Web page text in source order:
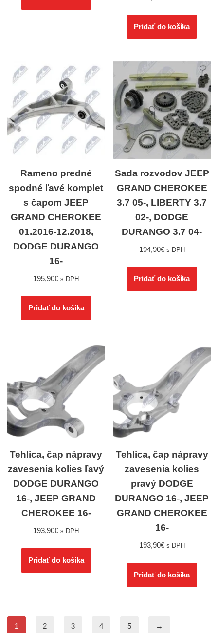
Pridať do košíka
Rameno predné
spodné ľavé komplet
s čapom JEEP
GRAND CHEROKEE
01.2016-12.2018,
DODGE DURANGO
16-
195,90€ s DPH
Pridať do košíka
Sada rozvodov JEEP
GRAND CHEROKEE
3.7 05-, LIBERTY 3.7
02-, DODGE
DURANGO 3.7 04-
194,90€ s DPH
Pridať do košíka
Tehlica, čap nápravy
zavesenia kolies ľavý
DODGE DURANGO
16-, JEEP GRAND
CHEROKEE 16-
193,90€ s DPH
Pridať do košíka
Tehlica, čap nápravy
zavesenia kolies
pravý DODGE
DURANGO 16-, JEEP
GRAND CHEROKEE
16-
193,90€ s DPH
Pridať do košíka
1 2 3 4 5 →